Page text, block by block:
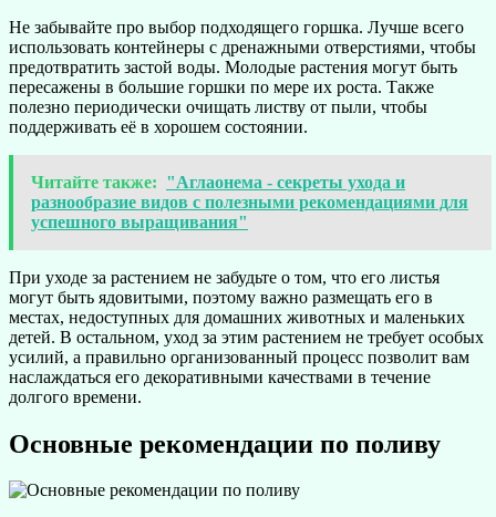
Не забывайте про выбор подходящего горшка. Лучше всего
использовать контейнеры с дренажными отверстиями, чтобы
предотвратить застой воды. Молодые растения могут быть
пересажены в большие горшки по мере их роста. Также
полезно периодически очищать листву от пыли, чтобы
поддерживать её в хорошем состоянии.
Читайте также: "Аглаонема - секреты ухода и
разнообразие видов с полезными рекомендациями для
успешного выращивания"
При уходе за растением не забудьте о том, что его листья
могут быть ядовитыми, поэтому важно размещать его в
местах, недоступных для домашних животных и маленьких
детей. В остальном, уход за этим растением не требует особых
усилий, а правильно организованный процесс позволит вам
наслаждаться его декоративными качествами в течение
долгого времени.
Основные рекомендации по поливу